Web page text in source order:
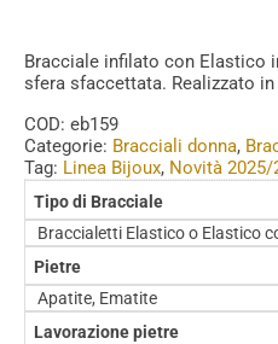
Bracciale infilato con Elastico
sfera sfaccettata. Realizzato
COD: eb159
Categorie: Bracciali donna,
Tag: Linea Bijoux, Novità 2025/
Tipo di Bracciale
Braccialetti Elastico o Elastico
Pietre
Apatite, Ematite
Lavorazione pietre